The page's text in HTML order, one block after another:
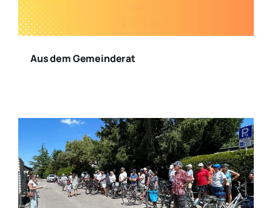
Aus dem Gemeinderat